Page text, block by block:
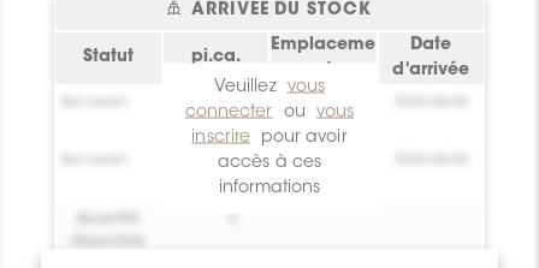
ARRIVÉE DU STOCK
Statut pi.ca.
Emplaceme
Date
d'arrivée
0
Crée toi un
compte !
Veuillez
vous
connecter
ou
vous
inscrire
pour avoir
accès à ces
informations